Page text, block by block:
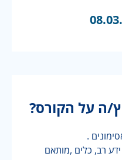
ה על הקורס?
.
רב, כלים ,מותאם